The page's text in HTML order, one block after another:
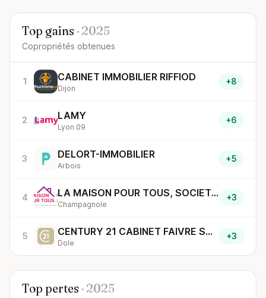
Top gains · 2025
Copropriétés obtenues
1 CABINET IMMOBILIER RIFFIOD
Dijon
+8
2 LAMY
Lyon 09
+6
3 DELORT-IMMOBILIER
Arbois
+5
4 LA MAISON POUR TOUS, SOCIETE ANONYME COOPERATIVE D
Champagnole
+3
5 CENTURY 21 CABINET FAIVRE SARL
Dole
+3
Top pertes · 2025